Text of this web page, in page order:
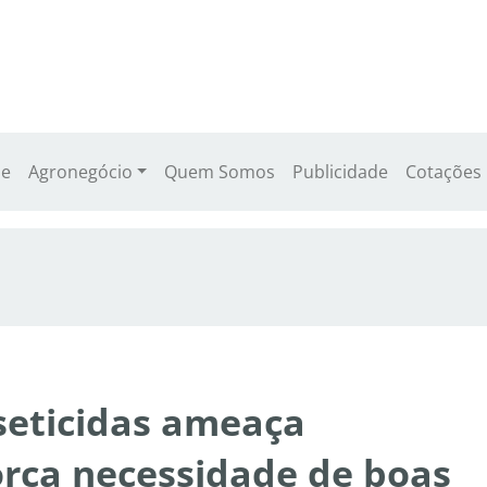
Agronegócio Quem Somos Publicidade Cotações
ameaça
necessidade de boas